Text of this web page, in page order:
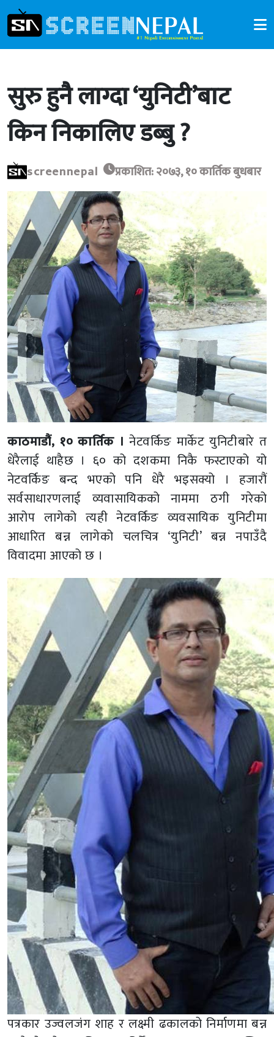
सुरु हुनै लाग्दा ‘युनिटी’बाट
किन निकालिए डब्बु ?
screennepal प्रकाशित: २०७३, १० कार्तिक बुधबार
काठमाडौं, १० कार्तिक । नेटवर्किङ मार्केट युनिटीबारे त
धेरैलाई थाहैछ । ६० को दशकमा निकै फस्टाएको यो
नेटवर्किङ बन्द भएको पनि धेरै भइसक्यो । हजारौं
सर्वसाधारणलाई व्यवासायिकको नाममा ठगी गरेको
आरोप लागेको त्यही नेटवर्किङ व्यवसायिक युनिटीमा
आधारित बन्न लागेको चलचित्र ‘युनिटी’ बन्न नपाउँदै
विवादमा आएको छ ।
पत्रकार उज्वलजंग शाह र लक्ष्मी ढकालको निर्माणमा बन्न